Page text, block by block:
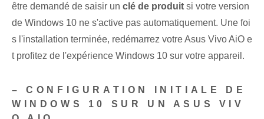
être demandé de saisir un clé de produit si votre version
de Windows 10 ne s'active pas automatiquement. Une foi
s l'installation terminée, redémarrez votre Asus Vivo AiO e
t profitez de l'expérience Windows 10 sur votre appareil.
– CONFIGURATION INITIALE DE
WINDOWS 10 SUR UN ASUS VIV